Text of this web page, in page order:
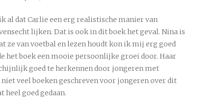
al dat Carlie een erg realistische manier van
lijken. Dat is ook in dit boek het geval. Nina is
ze van voetbal en lezen houdt kon ik mij erg goed
het boek een mooie persoonlijke groei door. Haar
goed te herkennen door jongeren met
veel boeken geschreven voor jongeren over dit
heel goed gedaan.